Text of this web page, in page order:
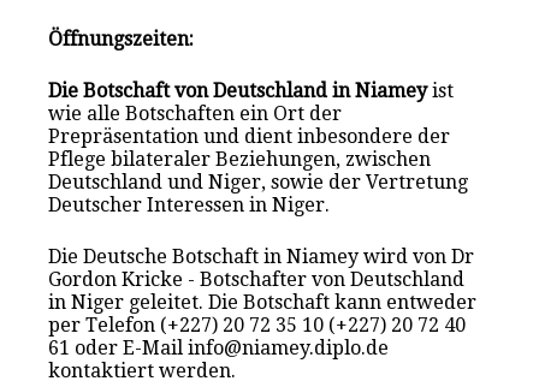
Öffnungszeiten:
Die Botschaft von Deutschland in Niameyist
wie alle Botschaften ein Ort der
Prepräsentation und dient inbesondere der
Pflege bilateraler Beziehungen, zwischen
Deutschland und Niger, sowie der Vertretung
Deutscher Interessen in Niger.
Die Deutsche Botschaft in Niamey wird von Dr
Gordon Kricke - Botschafter von Deutschland
in Niger geleitet. Die Botschaft kann entweder
per Telefon (+227) 20 72 35 10 (+227) 20 72 40
61 oder E-Mail info@niamey.diplo.de
kontaktiert werden.